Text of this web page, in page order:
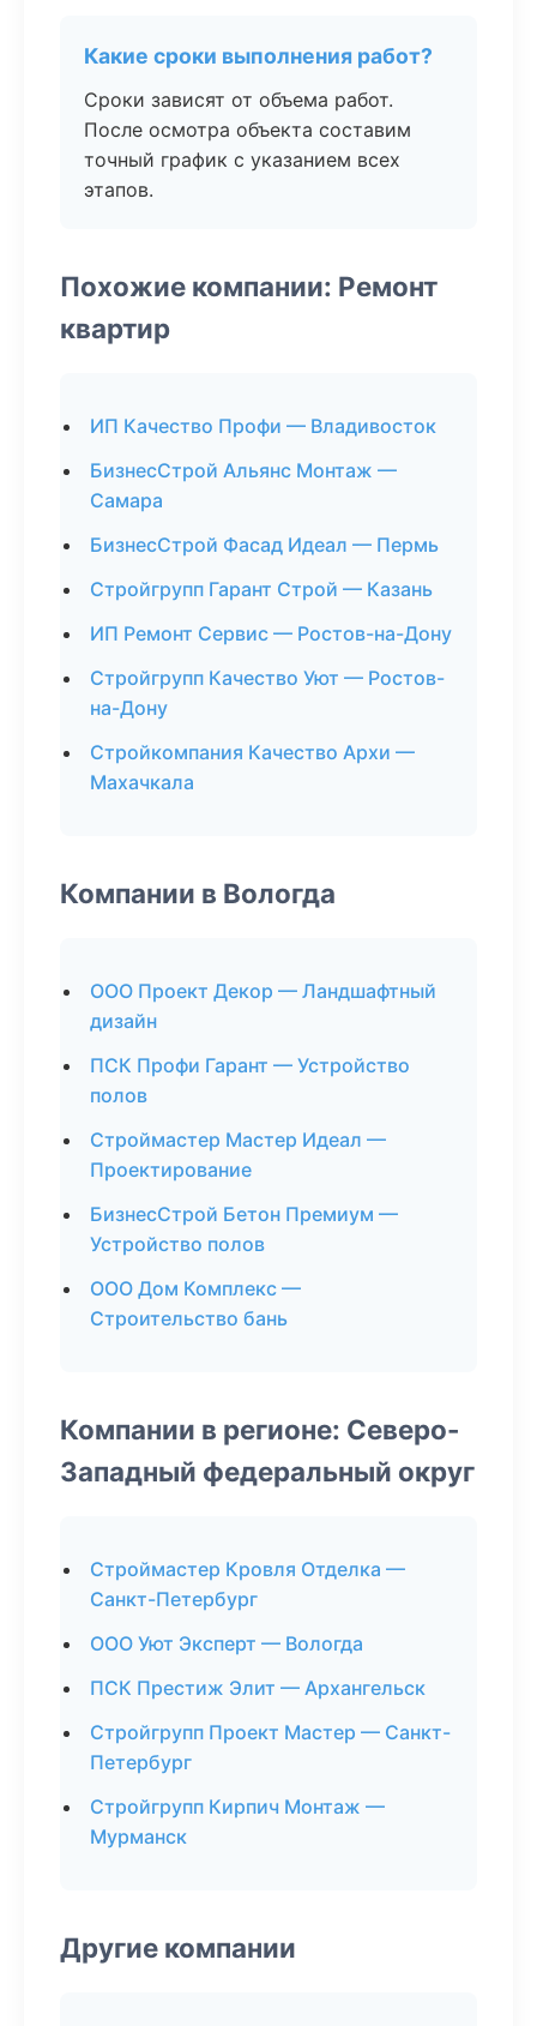
Какие сроки выполнения работ?
Сроки зависят от объема работ.
После осмотра объекта составим
точный график с указанием всех
этапов.
Похожие компании: Ремонт
квартир
ИП Качество Профи — Владивосток
БизнесСтрой Альянс Монтаж —
Самара
БизнесСтрой Фасад Идеал — Пермь
Стройгрупп Гарант Строй — Казань
ИП Ремонт Сервис — Ростов-на-Дону
Стройгрупп Качество Уют — Ростов-
на-Дону
Стройкомпания Качество Архи —
Махачкала
Компании в Вологда
ООО Проект Декор — Ландшафтный
дизайн
ПСК Профи Гарант — Устройство
полов
Строймастер Мастер Идеал —
Проектирование
БизнесСтрой Бетон Премиум —
Устройство полов
ООО Дом Комплекс —
Строительство бань
Компании в регионе: Северо-
Западный федеральный округ
Строймастер Кровля Отделка —
Санкт-Петербург
ООО Уют Эксперт — Вологда
ПСК Престиж Элит — Архангельск
Стройгрупп Проект Мастер — Санкт-
Петербург
Стройгрупп Кирпич Монтаж —
Мурманск
Другие компании